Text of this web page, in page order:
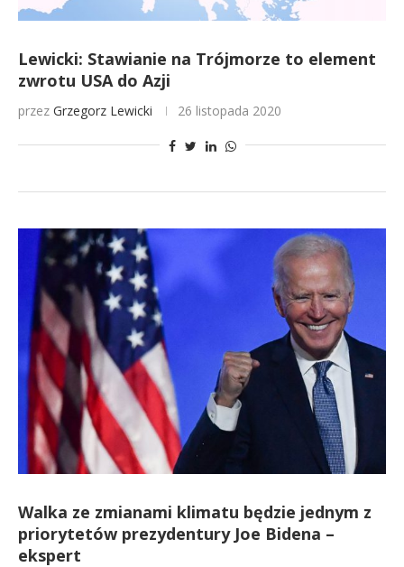
Lewicki: Stawianie na Trójmorze to element
zwrotu USA do Azji
przez Grzegorz Lewicki 26 listopada 2020
Walka ze zmianami klimatu będzie jednym z
priorytetów prezydentury Joe Bidena –
ekspert